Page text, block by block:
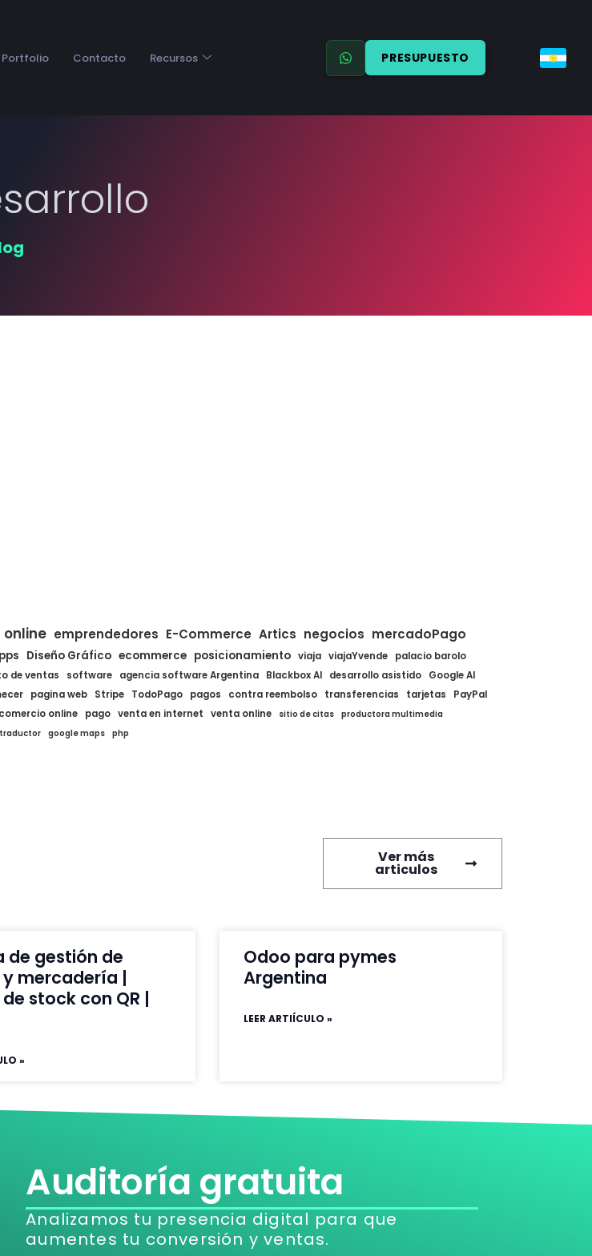
Portfolio Contacto Recursos PRESUPUESTO
emprendedores E-Commerce Artics negocios mercadoPago
Diseño Gráfico ecommerce posicionamiento viaja viajaYvende
palacio barolo
de ventas software agencia software Argentina Blackbox AI desarrollo asistido
Google AI
pagina web Stripe TodoPago pagos contra reembolso transferencias tarjetas
PayPal
comercio online pago venta en internet venta online sitio de citas productora multimedia
google maps php
Ver más
articulos
de gestión de
mercadería |
stock con QR |
»
Odoo para pymes
Argentina
LEER ARTIÍCULO »
Auditoría gratuita
Analizamos tu presencia digital para que
aumentes tu conversión y ventas.